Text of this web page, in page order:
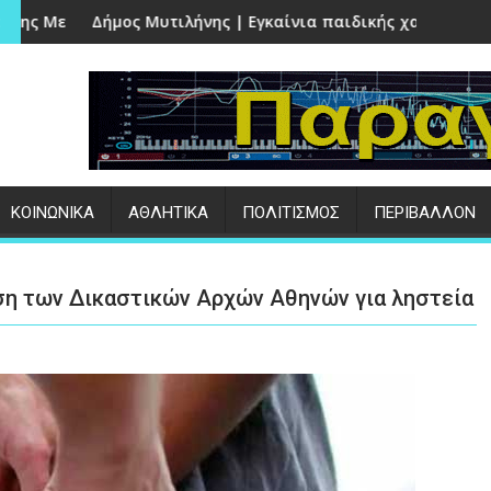
του Σωτήρος στο Κάτω Τρίτος
| Εγκαίνια παιδικής χαράς στους Ταξιάρχες
Αποζημιώσεις 4,2
ΚΟΙΝΩΝΙΚΑ ΑΘΛΗΤΙΚΑ ΠΟΛΙΤΙΣΜΟΣ ΠΕΡΙΒΑΛΛΟΝ
των Δικαστικών Αρχών Αθηνών για ληστεία